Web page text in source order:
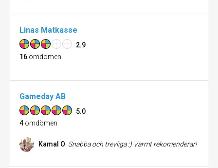
Linas Matkasse
2.9
16 omdömen
Gameday AB
5.0
4 omdömen
Kamal O: Snabba och trevliga :) Varmt rekomenderar!